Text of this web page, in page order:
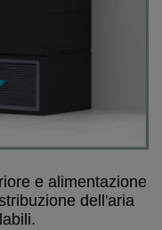
e alimentazione
dell'aria